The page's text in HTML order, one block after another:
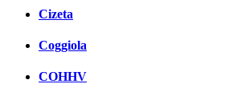
Cizeta
Coggiola
COHHV